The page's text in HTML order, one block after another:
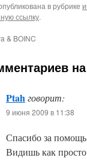
в рубрике
ссылку.
& BOINC
Ptahговорит:
9 июня 2009 в 11:38
Спасибо за
Видишь как просто